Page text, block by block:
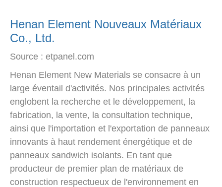
Henan Element Nouveaux Matériaux
Co., Ltd.
Source : etpanel.com
Henan Element New Materials se consacre à un
large éventail d'activités. Nos principales activités
englobent la recherche et le développement, la
fabrication, la vente, la consultation technique,
ainsi que l'importation et l'exportation de panneaux
innovants à haut rendement énergétique et de
panneaux sandwich isolants. En tant que
producteur de premier plan de matériaux de
construction respectueux de l'environnement en